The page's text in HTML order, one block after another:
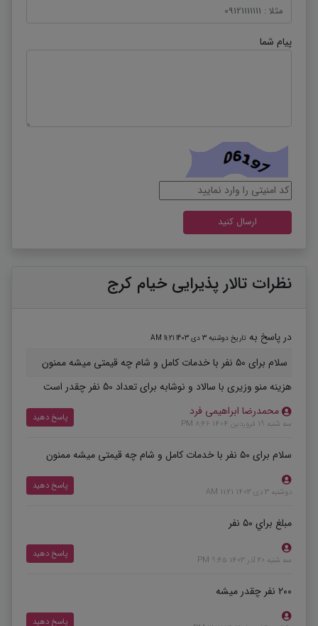
پیام شما
نظرات تالار پذیرایی خیام کرج
در پاسخ به تاریخ دوشنبه 3 دی 1403 11:21 AM
سلام برای ۵۰ نفر با خدمات کامل و شام چه قیمتی میشه ممنون
هزینه منو وزیری با سالاد و نوشابه برای تعداد 50 نفر چقدر است
محمدرضا ابراهیمی فرد
سه شنبه 19 فروردین 1404 8:46 PM
پاسخ دهید
سلام برای ۵۰ نفر با خدمات کامل و شام چه قیمتی میشه ممنون
دوشنبه 3 دی 1403 11:21 AM
پاسخ دهید
مبلغ براي ٥٠ نفر
سه شنبه 20 آذر 1403 9:45 PM
پاسخ دهید
۲۰۰ نفر چقدر میشه
پاسخ دهید